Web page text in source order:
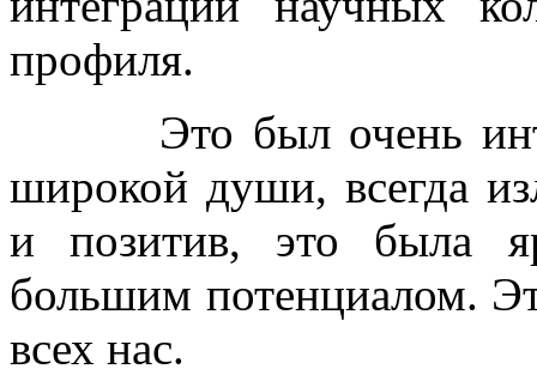
профиля.
Это был очень
широкой души, всегда
и позитив, это была
большим потенциалом.
всех нас.